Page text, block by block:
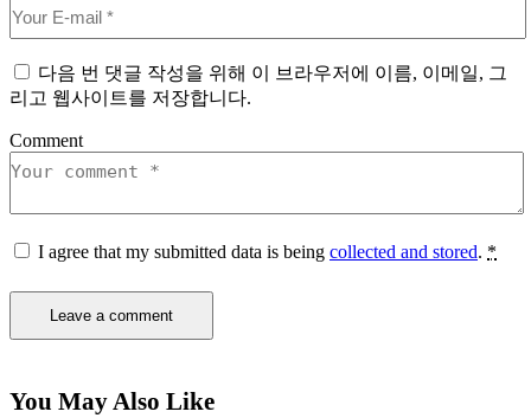
다음 번 댓글 작성을 위해 이 브라우저에 이름, 이메일, 그
리고 웹사이트를 저장합니다.
Comment
I agree that my submitted data is being collected and stored. *
You May Also Like